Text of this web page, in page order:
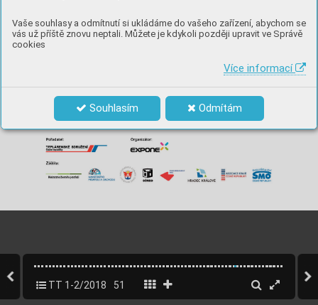
Vaše souhlasy a odmítnutí si ukládáme do vašeho zařízení, abychom se
vás už příště znovu neptali. Můžete je kdykoli později upravit ve Správě
cookies
Více informací
Souhlasím Odmítám
TT 1-2/2018 51